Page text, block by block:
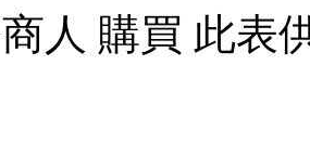
人 購買 此表